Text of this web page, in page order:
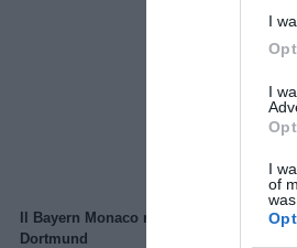
I
I
I
of
Il Bayern Monaco ridimensiona il
Dortmund